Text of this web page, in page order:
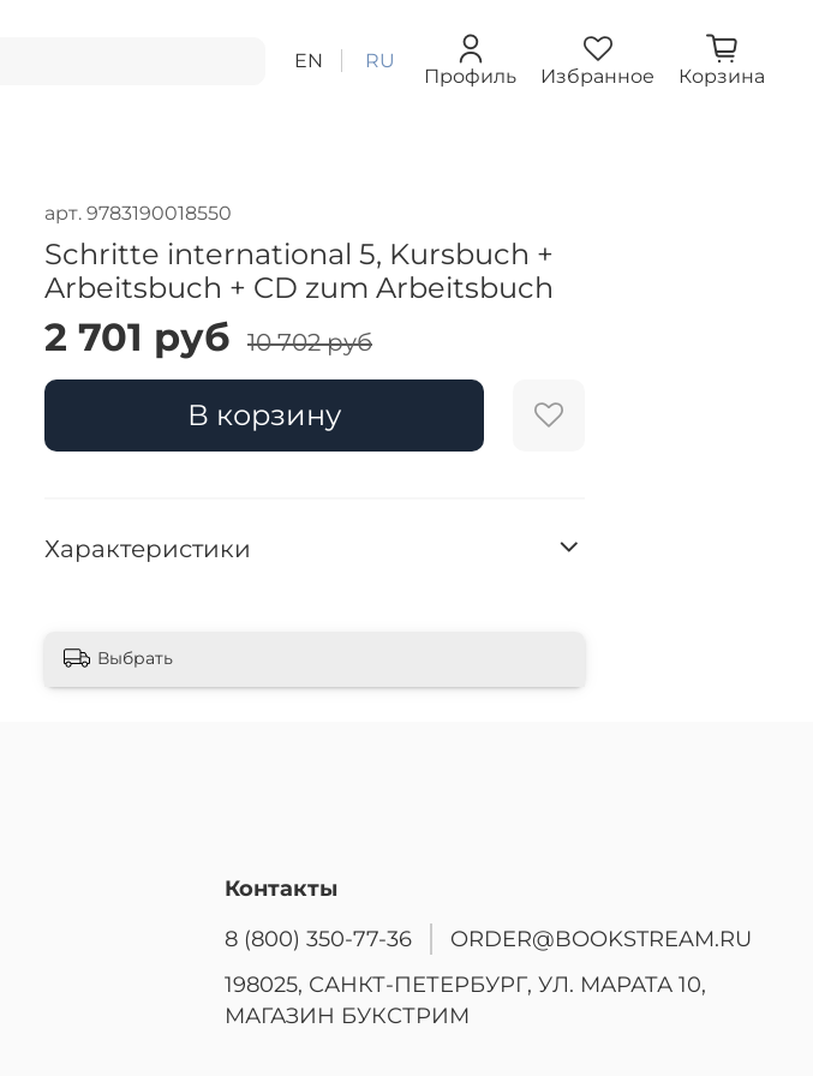
EN RU
Профиль Избранное Корзина
арт. 9783190018550
Schritte international 5, Kursbuch +
Arbeitsbuch + CD zum Arbeitsbuch
2 701 руб 10 702 руб
В корзину
Характеристики
Выбрать
Контакты
8 (800) 350-77-36
ORDER@BOOKSTREAM.RU
198025, САНКТ-ПЕТЕРБУРГ, УЛ. МАРАТА 10,
МАГАЗИН БУКСТРИМ